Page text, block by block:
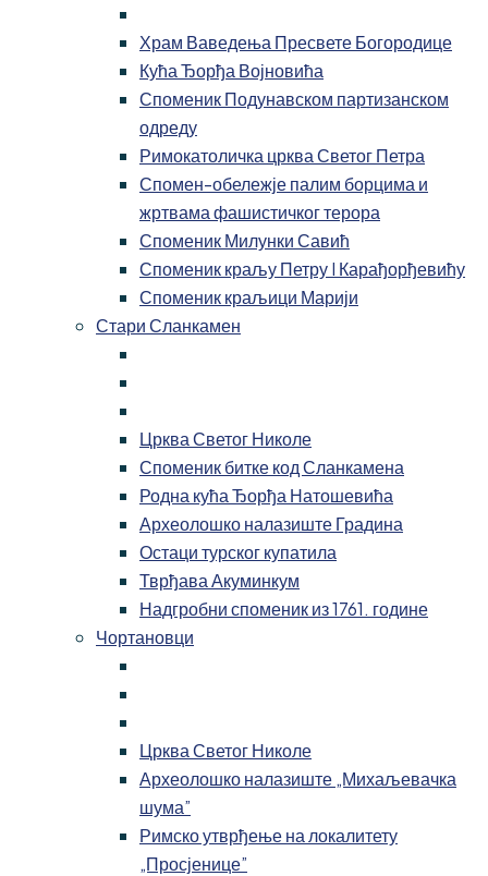
Храм Ваведења Пресвете Богородице
Кућа Ђорђа Војновића
Споменик Подунавском партизанском
одреду
Римокатоличка црква Светог Петра
Спомен-обележје палим борцима и
жртвама фашистичког терора
Споменик Милунки Савић
Споменик краљу Петру I Карађорђевићу
Споменик краљици Марији
Стари Сланкамен
Црква Светог Николе
Споменик битке код Сланкамена
Родна кућа Ђорђа Натошевића
Археолошко налазиште Градина
Остаци турског купатила
Тврђава Акуминкум
Надгробни споменик из 1761. године
Чортановци
Црква Светог Николе
Археолошко налазиште „Михаљевачка
шума”
Римско утврђење на локалитету
„Просјенице”